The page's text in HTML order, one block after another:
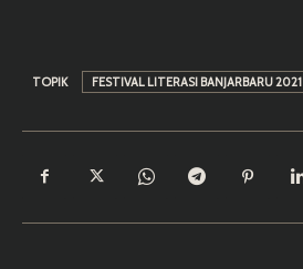
TOPIK FESTIVAL LITERASI BANJARBARU 2021